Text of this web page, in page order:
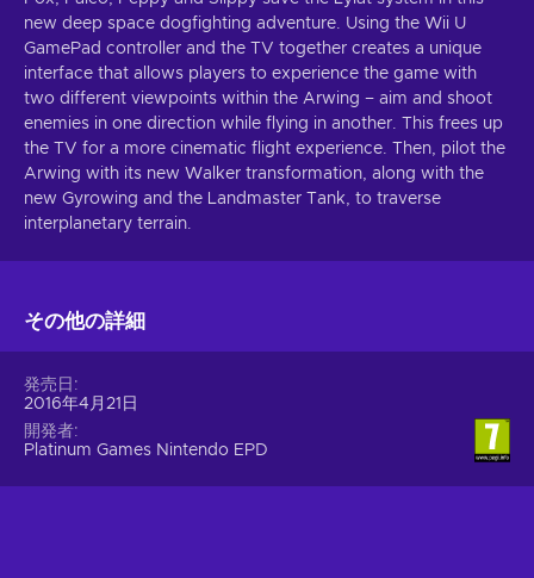
new deep space dogfighting adventure. Using the Wii U
GamePad controller and the TV together creates a unique
interface that allows players to experience the game with
two different viewpoints within the Arwing – aim and shoot
enemies in one direction while flying in another. This frees up
the TV for a more cinematic flight experience. Then, pilot the
Arwing with its new Walker transformation, along with the
new Gyrowing and the Landmaster Tank, to traverse
interplanetary terrain.
その他の詳細
発売日
2016年4月21日
開発者
Platinum Games Nintendo EPD